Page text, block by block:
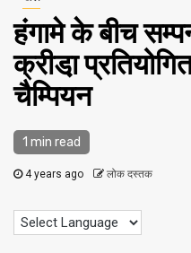
हंगामे के बीच
क्रीडा़
चैम्पियन
1 min read
4 years ago लोक दस्तक